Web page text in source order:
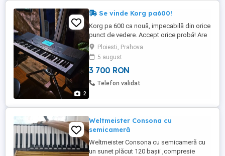
2
Se vinde Korg pa600!
Korg pa 600 ca nouă, impecabilă din orice
punct de vedere. Accept orice probă! Are
set de pa600 instalat pe ea cu o varietate
de ritmuri si tonuri. Folosita foarte putin de
către mine. Prețul este de 3700 negociabil.
Am suport spider(cel din poza) se vinde
separat la prețul de 600 de lei. Suport
Ploiesti, Prahova
5 august
3 700 RON
Telefon validat
Weltmeister Consona cu
semicameră
Weltmeister Consona cu semicameră cu
un sunet plăcut 120 bașii ,compresie